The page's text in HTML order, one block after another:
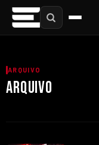
ARQUIVO
ARQUIVO